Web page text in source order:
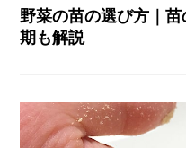
野菜の苗の選び方｜
期も解説